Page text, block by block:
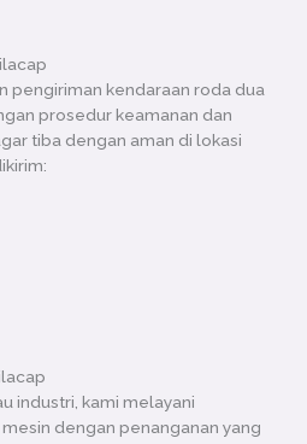
pengiriman kendaraan roda dua
prosedur keamanan dan
tiba dengan aman di lokasi
industri, kami melayani
dengan penanganan yang